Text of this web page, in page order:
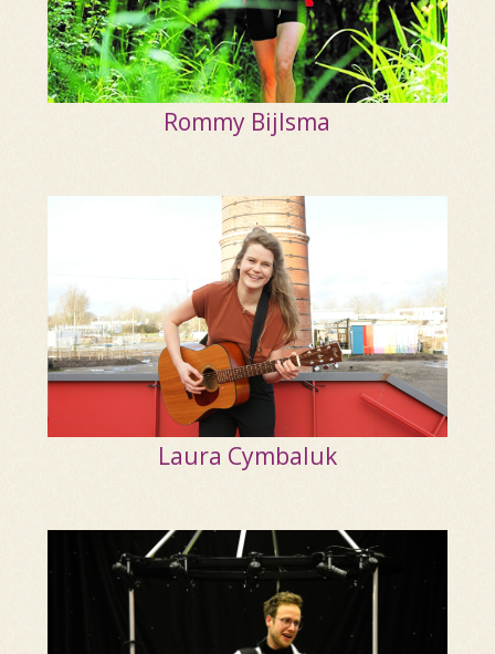
Rommy Bijlsma
Laura Cymbaluk